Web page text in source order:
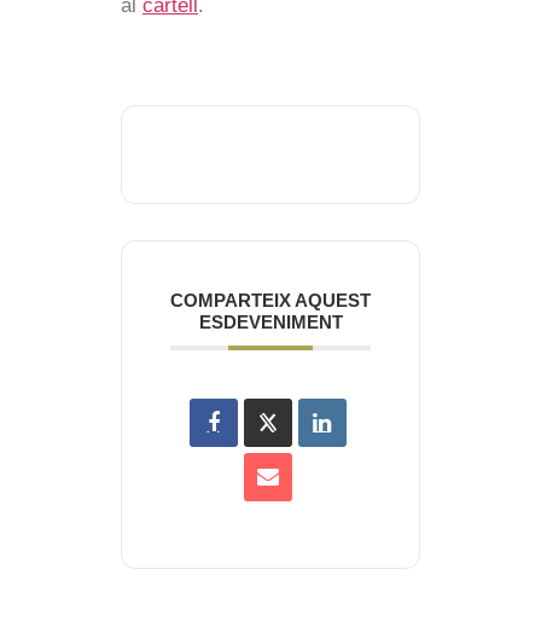
al cartell .
COMPARTEIX AQUEST
ESDEVENIMENT